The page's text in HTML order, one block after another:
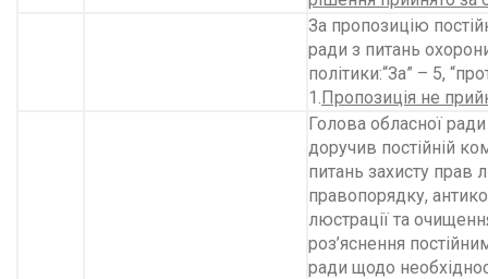
За пропозицію
ради з питань
політики:“За” – 5,
1.Пропозиція не
Голова обласної
доручив постійній
питань захисту прав
правопорядку,
люстрації та
роз’яснення
ради щодо